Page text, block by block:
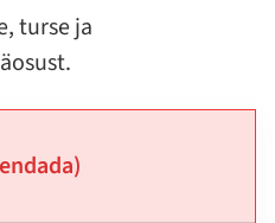
turse ja